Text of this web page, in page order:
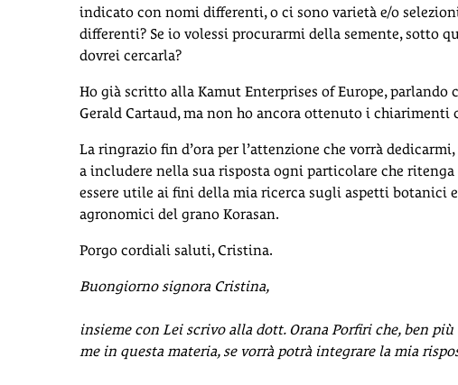
indicato con nomi differenti, o ci sono varietà e/o
differenti? Se io volessi procurarmi della semente, sotto
dovrei cercarla?
Ho già scritto alla Kamut Enterprises of Europe, parlando
Gerald Cartaud, ma non ho ancora ottenuto i chiarimenti
La ringrazio fin d’ora per l’attenzione che vorrà
a includere nella sua risposta ogni particolare che ritenga
essere utile ai fini della mia ricerca sugli aspetti botanici e
agronomici del grano Korasan.
Porgo cordiali saluti, Cristina.
Buongiorno signora Cristina,
insieme con Lei scrivo alla dott. Orana Porfiri che, ben più
me in questa materia, se vorrà potrà integrare la mia